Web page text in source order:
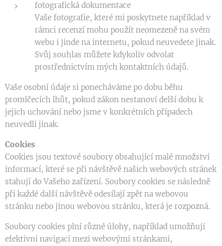
fotografická dokumentace
Vaše fotografie, které mi poskytnete například v
rámci recenzí mohu použít neomezeně na svém
webu i jinde na internetu, pokud neuvedete jinak.
Svůj souhlas můžete kdykoliv odvolat
prostřednictvím mých kontaktních údajů.
Vaše osobní údaje si ponecháváme po dobu běhu
promlčecích lhůt, pokud zákon nestanoví delší dobu k
jejich uchování nebo jsme v konkrétních případech
neuvedli jinak.
Cookies
Cookies jsou textové soubory obsahující malé množství
informací, které se při návštěvě našich webových stránek
stahují do Vašeho zařízení. Soubory cookies se následně
při každé další návštěvě odesílají zpět na webovou
stránku nebo jinou webovou stránku, která je rozpozná.
Soubory cookies plní různé úlohy, například umožňují
efektivní navigaci mezi webovými stránkami,